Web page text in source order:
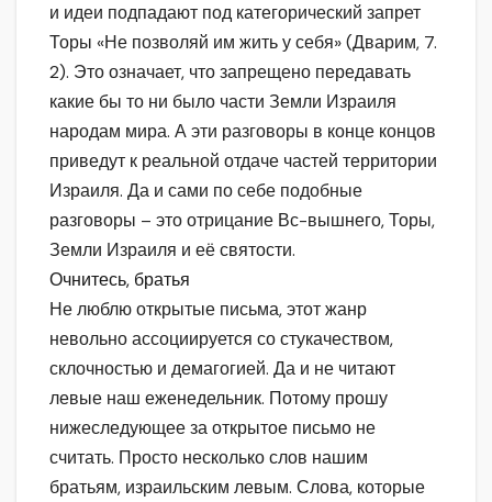
и идеи подпадают под категорический запрет
Торы «Не позволяй им жить у себя» (Дварим, 7.
2). Это означает, что запрещено передавать
какие бы то ни было части Земли Израиля
народам мира. А эти разговоры в конце концов
приведут к реальной отдаче частей территории
Израиля. Да и сами по себе подобные
разговоры – это отрицание Вс-вышнего, Торы,
Земли Израиля и её святости.
Очнитесь, братья
Не люблю открытые письма, этот жанр
невольно ассоциируется со стукачеством,
склочностью и демагогией. Да и не читают
левые наш еженедельник. Потому прошу
нижеследующее за открытое письмо не
считать. Просто несколько слов нашим
братьям, израильским левым. Слова, которые